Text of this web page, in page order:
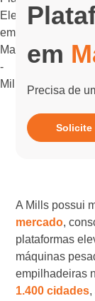
em
Precisa de
Solicite
A Mills possui
mercado,
plataformas
máquinas
empilhadeiras
1.400 cidades,